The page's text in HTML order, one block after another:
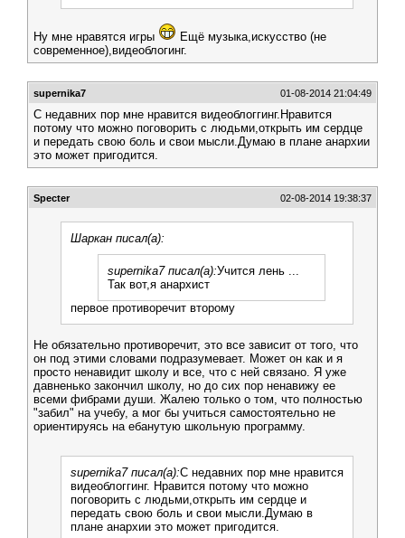
Ну мне нравятся игры
Ещё музыка,искусство (не
современное),видеоблогинг.
supernika7 01-08-2014 21:04:49
С недавних пор мне нравится видеоблоггинг.Нравится
потому что можно поговорить с людьми,открыть им сердце
и передать свою боль и свои мысли.Думаю в плане анархии
это может пригодится.
Specter 02-08-2014 19:38:37
Шаркан писал(а):
supernika7 писал(а):Учится лень ...
Так вот,я анархист
первое противоречит второму
Не обязательно противоречит, это все зависит от того, что
он под этими словами подразумевает. Может он как и я
просто ненавидит школу и все, что с ней связано. Я уже
давненько закончил школу, но до сих пор ненавижу ее
всеми фибрами души. Жалею только о том, что полностью
"забил" на учебу, а мог бы учиться самостоятельно не
ориентируясь на ебанутую школьную программу.
supernika7 писал(а):С недавних пор мне нравится
видеоблоггинг. Нравится потому что можно
поговорить с людьми,открыть им сердце и
передать свою боль и свои мысли.Думаю в
плане анархии это может пригодится.